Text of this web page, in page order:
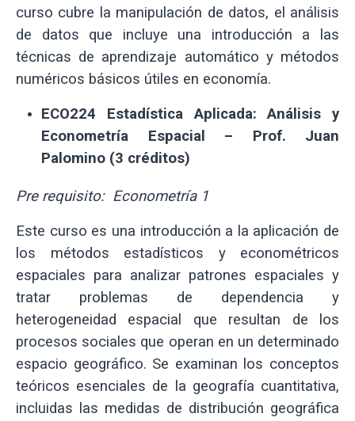
curso cubre la manipulación de datos, el análisis
de datos que incluye una introducción a las
técnicas de aprendizaje automático y métodos
numéricos básicos útiles en economía.
ECO224 Estadística Aplicada: Análisis y
Econometría Espacial – Prof. Juan
Palomino (3 créditos)
Pre requisito: Econometría 1
Este curso es una introducción a la aplicación de
los métodos estadísticos y econométricos
espaciales para analizar patrones espaciales y
tratar problemas de dependencia y
heterogeneidad espacial que resultan de los
procesos sociales que operan en un determinado
espacio geográfico. Se examinan los conceptos
teóricos esenciales de la geografía cuantitativa,
incluidas las medidas de distribución geográfica